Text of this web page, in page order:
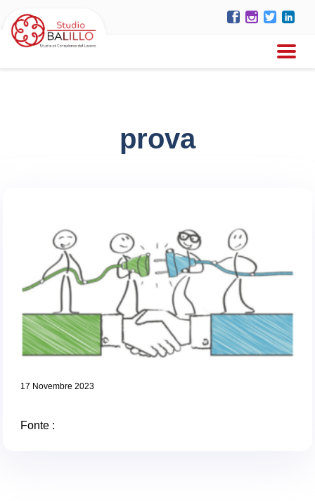
prova
17 Novembre 2023
Fonte :